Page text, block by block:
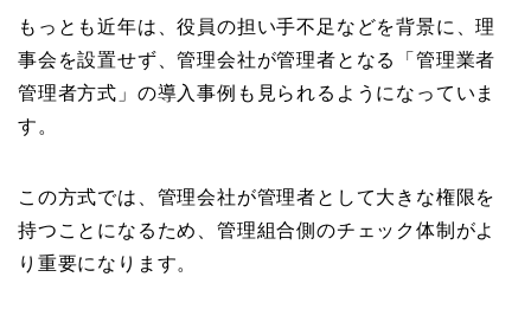
もっとも近年は、役員の担い手不足などを背景に、理
事会を設置せず、管理会社が管理者となる「管理業者
管理者方式」の導入事例も見られるようになっていま
す。
この方式では、管理会社が管理者として大きな権限を
持つことになるため、管理組合側のチェック体制がよ
り重要になります。